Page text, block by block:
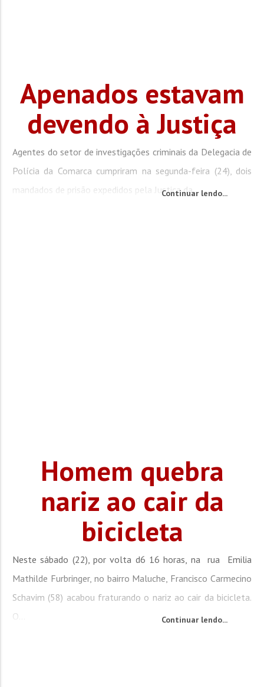
Apenados estavam
devendo à Justiça
Agentes do setor de investigações criminais da Delegacia de
Polícia da Comarca cumpriram na segunda-feira (24), dois
mandados de prisão expedidos pela Justiça da...
Continuar lendo...
Homem quebra
nariz ao cair da
bicicleta
Neste sábado (22), por volta d6 16 horas, na rua Emilia
Mathilde Furbringer, no bairro Maluche, Francisco Carmecino
Schavim (58) acabou fraturando o nariz ao cair da bicicleta.
O...
Continuar lendo...